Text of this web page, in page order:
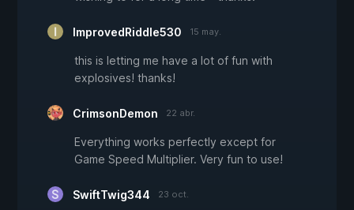
ImprovedRiddle530 15 may.
this is letting me have a lot of fun with
explosives! thanks!
CrimsonDemon 22 abr.
Everything works perfectly except for
Game Speed Multiplier. Very fun to use!
SwiftTwig344 23 oct.